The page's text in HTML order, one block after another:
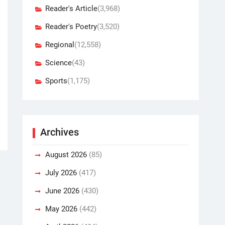
Reader's Article(3,968)
Reader's Poetry(3,520)
Regional (12,558)
Science(43)
Sports(1,175)
Archives
August 2026 (85)
July 2026 (417)
June 2026 (430)
May 2026 (442)